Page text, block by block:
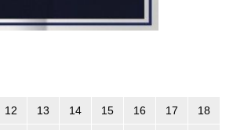
12 13 14 15 16 17 18